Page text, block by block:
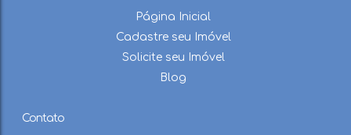
Página Inicial
Cadastre seu Imóvel
Solicite seu Imóvel
Blog
Contato